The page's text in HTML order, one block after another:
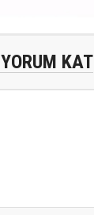
YORUM KAT